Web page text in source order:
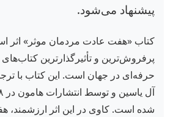
پیشنهاد می‌شود.
کتاب «هفت عادت مردمان موثر» اثر
پرفروش‌ترین و تأثیرگذارترین
حرفه‌ای در جهان است. این کتاب با
شده است. کاوی در این اثر ارزشمند،